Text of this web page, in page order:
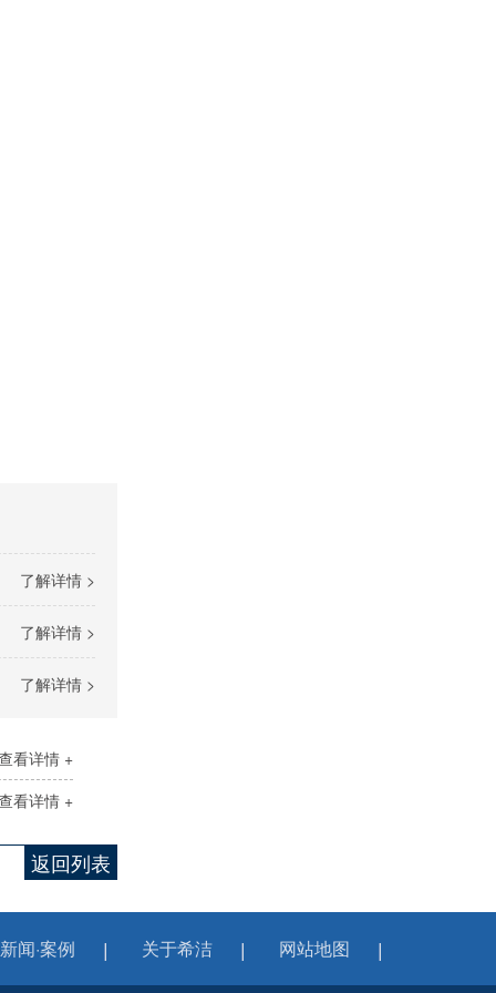
了解详情 >
了解详情 >
了解详情 >
看详情 +
看详情 +
返回列表
新闻·案例 关于希洁 网站地图